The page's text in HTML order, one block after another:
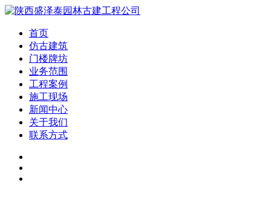
首页
仿古建筑
门楼牌坊
业务范围
工程案例
施工现场
新闻中心
关于我们
联系方式